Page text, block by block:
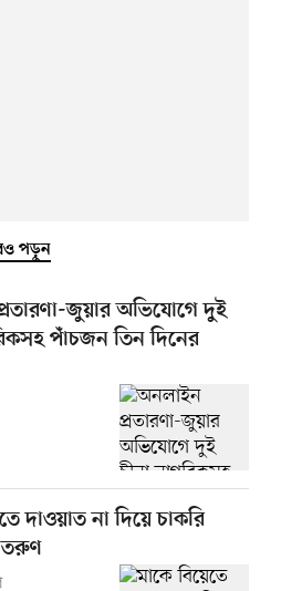
পড়ুন
জুয়ার অভিযোগে দুই
পাঁচজন তিন দিনের
দাওয়াত না দিয়ে চাকরি
তরুণ